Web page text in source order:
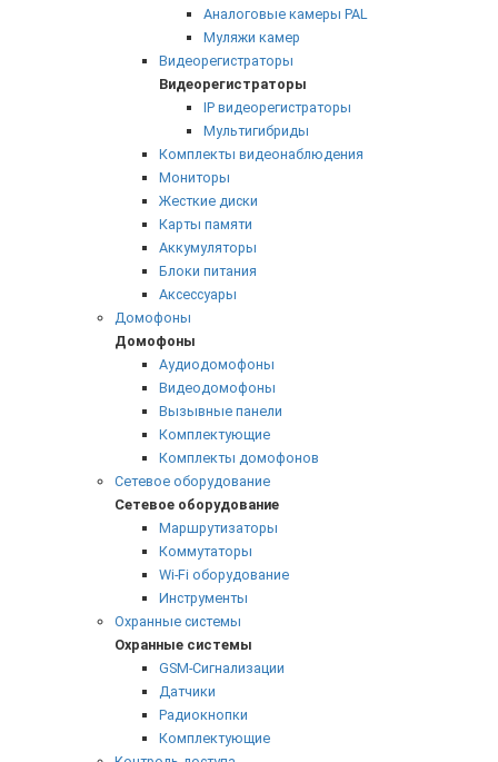
Аналоговые камеры PAL
Муляжи камер
Видеорегистраторы
Видеорегистраторы
IP видеорегистраторы
Мультигибриды
Комплекты видеонаблюдения
Мониторы
Жесткие диски
Карты памяти
Аккумуляторы
Блоки питания
Аксессуары
Домофоны
Домофоны
Аудиодомофоны
Видеодомофоны
Вызывные панели
Комплектующие
Комплекты домофонов
Сетевое оборудование
Сетевое оборудование
Маршрутизаторы
Коммутаторы
Wi-Fi оборудование
Инструменты
Охранные системы
Охранные системы
GSM-Сигнализации
Датчики
Радиокнопки
Комплектующие